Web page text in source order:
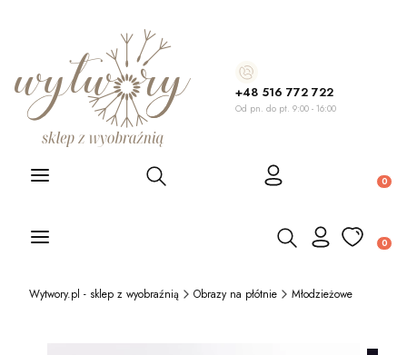
+48 516 772 722
Od pn. do pt. 9:00 - 16:00
Otwórz wyszukiwarkę
Otwórz wyszukiwarkę
Wytwory.pl - sklep z wyobraźnią Obrazy na płótnie Młodzieżowe